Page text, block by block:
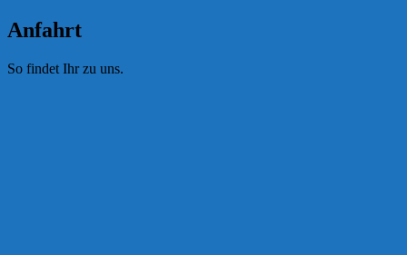
Anfahrt
So findet Ihr zu uns.